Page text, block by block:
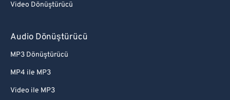
Video Dönüştürücü
Audio Dönüştürücü
MP3 Dönüştürücü
MP4 ile MP3
Video ile MP3